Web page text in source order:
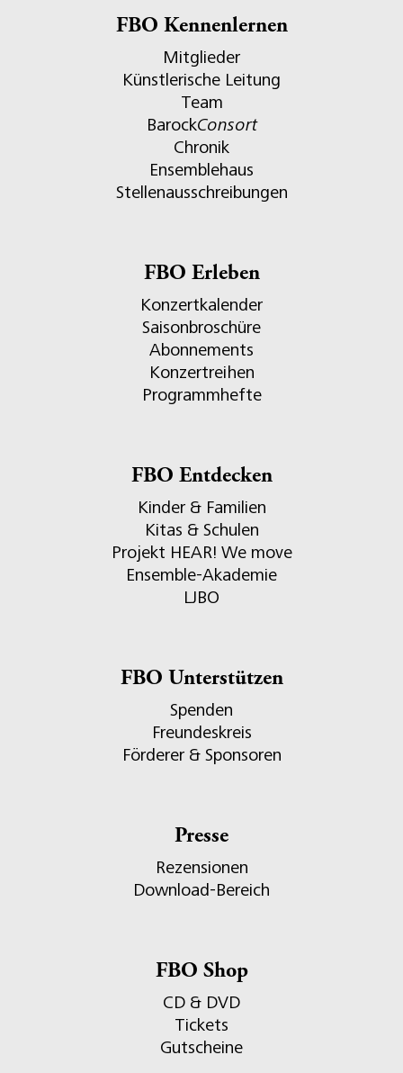
FBO Kennenlernen
Mitglieder
Künstlerische Leitung
Team
BarockConsort
Chronik
Ensemblehaus
Stellenausschreibungen
FBO Erleben
Konzertkalender
Saisonbroschüre
Abonnements
Konzertreihen
Programmhefte
FBO Entdecken
Kinder & Familien
Kitas & Schulen
Projekt HEAR! We move
Ensemble-Akademie
LJBO
FBO Unterstützen
Spenden
Freundeskreis
Förderer & Sponsoren
Presse
Rezensionen
Download-Bereich
FBO Shop
CD & DVD
Tickets
Gutscheine